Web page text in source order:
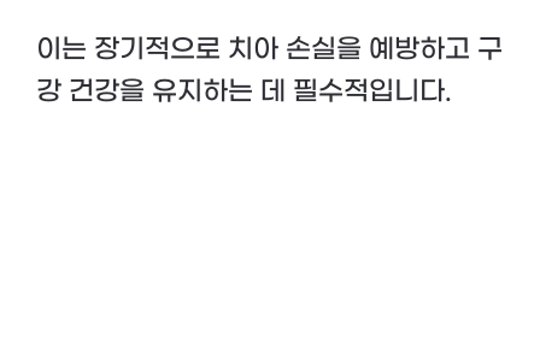
이는 장기적으로 치아 손실을 예방하고 구
강 건강을 유지하는 데 필수적입니다.